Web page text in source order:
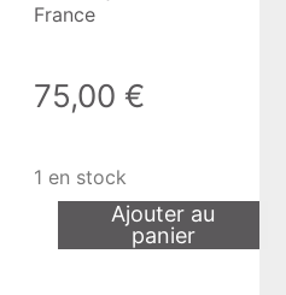
France
75,00 €
1 en stock
Boucles
Ajouter au
panier